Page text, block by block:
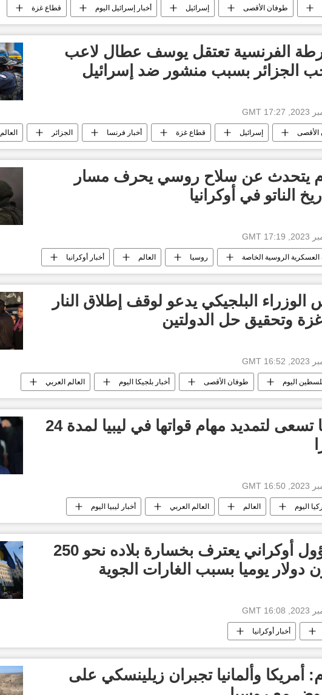
طوفان الأقصى إسرائيل أخبار إسرائيل اليوم قطاع غزة
أخبار العالم الآن
الفرنسية تعتقل يوسف عطال لاعب
الجزائر بسبب منشور ضد إسرائيل
الأقصى إسرائيل قطاع غزة أخبار فرنسا الجزائر العالم
الآن
يتحدث عن سلاح روسي يحرف مسار
الناتو في أوكرانيا
العسكرية الروسية الخاصة روسيا العالم أخبار أوكرانيا
الوزراء البلجيكي يدعو لوقف إطلاق النار
وتحقيق حل الدولتين
اليوم طوفان الأقصى أخبار بلجيكا اليوم العالم العربي
تركيا تسعى لتمديد مهام قواتها في ليبيا لمدة 24
اليوم العالم العالم العربي أخبار ليبيا اليوم
مسؤول أوكراني يعترف بخسارة بلاده نحو 250
دولار يوميا بسبب الغارات الجوية
أخبار أوكرانيا
أمريكا وألمانيا تجبران زيلينسكي على